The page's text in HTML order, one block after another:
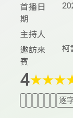
首播日
期
主持人
邀訪來
賓
柯
4★★★
逐